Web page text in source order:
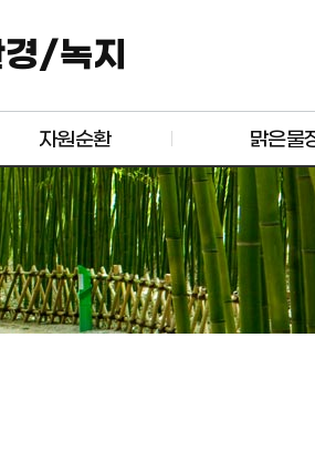
/녹지
자원순환 맑은물